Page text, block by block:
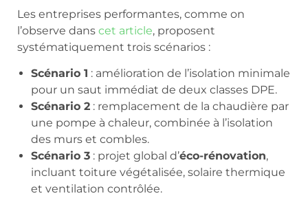
Les entreprises performantes, comme on
l’observe dans cet article, proposent
systématiquement trois scénarios :
Scénario 1 : amélioration de l’isolation minimale
pour un saut immédiat de deux classes DPE.
Scénario 2 : remplacement de la chaudière par
une pompe à chaleur, combinée à l’isolation
des murs et combles.
Scénario 3 : projet global d’éco-rénovation,
incluant toiture végétalisée, solaire thermique
et ventilation contrôlée.